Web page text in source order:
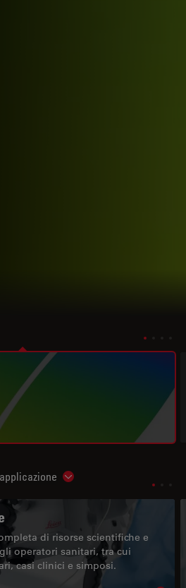
subnavigation
Show subnavigation
di risorse scientifiche e
operatori sanitari, tra cui
casi clinici e simposi.